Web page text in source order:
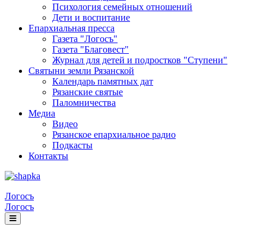
Психология семейных отношений
Дети и воспитание
Епархиальная пресса
Газета "Логосъ"
Газета "Благовест"
Журнал для детей и подростков "Ступени"
Святыни земли Рязанской
Календарь памятных дат
Рязанские святые
Паломничества
Медиа
Видео
Рязанское епархиальное радио
Подкасты
Контакты
Логосъ
Логосъ